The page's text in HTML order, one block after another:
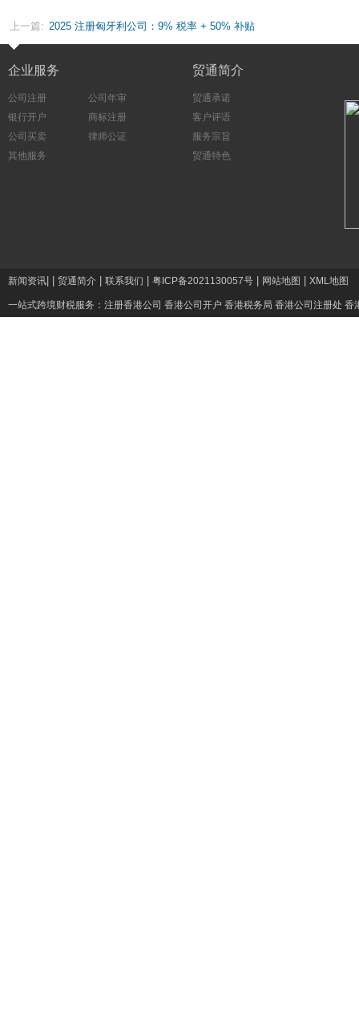
上一篇: 2025 注册匈牙利公司：9% 税率 + 50% 补贴
企业服务
公司注册
公司年审
银行开户
商标注册
公司买卖
律师公证
其他服务
贸通简介
贸通承诺
客户评语
服务宗旨
贸通特色
新闻资讯 贸通简介 联系我们 粤ICP备2021130057号 网站地图 XML地图
一站式跨境财税服务： 注册香港公司 香港公司开户 香港税务局 香港公司注册处 香